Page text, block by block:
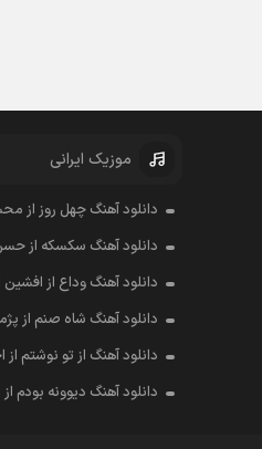
موزیک ایرانی
دانلود آهنگ چهل روز از
دانلود آهنگ سکسکه از
دانلود آهنگ وداع از افشين
دانلود آهنگ شاه صنم از
دانلود آهنگ از تو نوشتم
دانلود آهنگ دیوونه بودم